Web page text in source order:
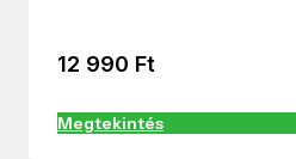
12 990 Ft
Megtekintés